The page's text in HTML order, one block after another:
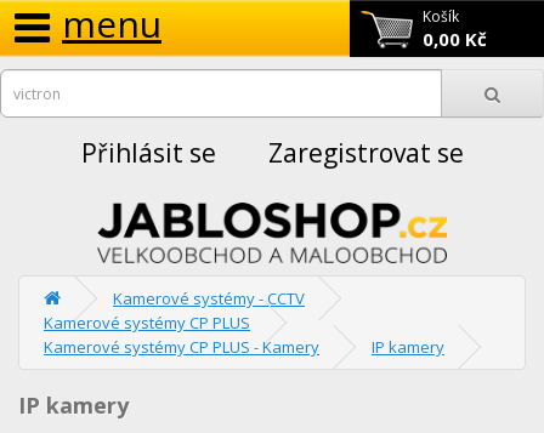
Košík
0,00 Kč
menu
Přihlásit se Zaregistrovat se
Kamerové systémy - CCTV
Kamerové systémy CP PLUS
Kamerové systémy CP PLUS - Kamery
IP kamery
IP kamery